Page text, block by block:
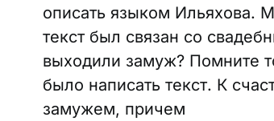
описать языком Ильяхова.
текст был связан со
выходили замуж? Помните
было написать текст. К
замужем, причем